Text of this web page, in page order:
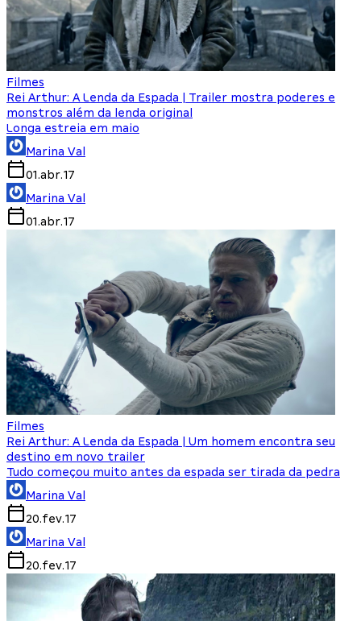
Filmes
Rei Arthur: A Lenda da Espada | Trailer mostra poderes e
monstros além da lenda original
Longa estreia em maio
Marina Val
01.abr.17
Marina Val
01.abr.17
Filmes
Rei Arthur: A Lenda da Espada | Um homem encontra seu
destino em novo trailer
Tudo começou muito antes da espada ser tirada da pedra
Marina Val
20.fev.17
Marina Val
20.fev.17